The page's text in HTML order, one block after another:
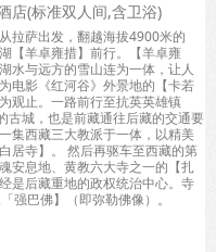
店(标准双人间,含卫浴)
拉萨出发，翻越海拔4900米的
【羊卓雍措】前行。【羊卓雍
水与远方的雪山连为一体，让人
电影《红河谷》外景地的【卡若
观止。一路前行至抗英英雄镇
古城，也是前藏通往后藏的交通要
集西藏三大教派于一体，以精美
居寺】。 然后再驱车至西藏的第
安息地、黄教六大寺之一的【扎
是后藏重地的政权统治中心。寺
强巴佛】（即弥勒佛像）。